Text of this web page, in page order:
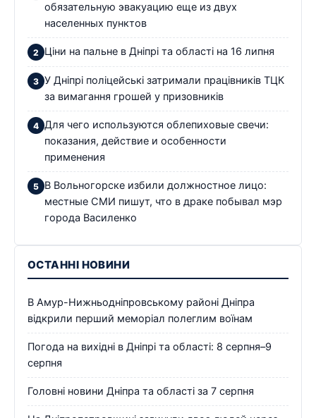
обязательную эвакуацию еще из двух
населенных пунктов
Ціни на пальне в Дніпрі та області на 16 липня
У Дніпрі поліцейські затримали працівників ТЦК
за вимагання грошей у призовників
Для чего используются облепиховые свечи:
показания, действие и особенности
применения
В Вольногорске избили должностное лицо:
местные СМИ пишут, что в драке побывал мэр
города Василенко
ОСТАННІ НОВИНИ
В Амур-Нижньодніпровському районі Дніпра
відкрили перший меморіал полеглим воїнам
Погода на вихідні в Дніпрі та області: 8 серпня–9
серпня
Головні новини Дніпра та області за 7 серпня